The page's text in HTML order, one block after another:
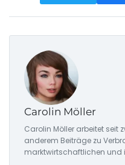
Carolin Möller
Carolin Möller arbeitet seit
anderem Beiträge zu
marktwirtschaftlichen und